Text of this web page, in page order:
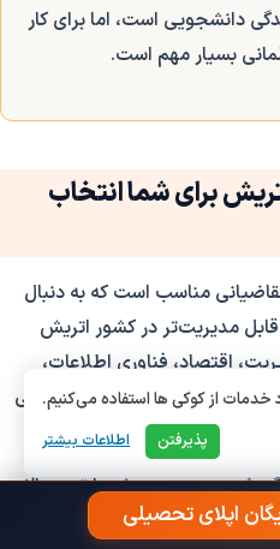
دانشجویی است، اما برای کار
بسیار مهم است.
برای شما انتخاب
مناسب است که به دنبال
قابل مدیریت‌تر در کشور اتریش
اقتصاد، فناوری اطلاعات،
روان‌شناسی یا علوم اجتماعی
جدی باشد.
شهر پرجنب‌وجوش یا تنوع بالای
یا لینز گزینه‌های گسترده‌تری
اپلای تحصیلی
از کوکی ها استفاده می‌کنیم.
پذیرفتن اطلاعات بیشتر